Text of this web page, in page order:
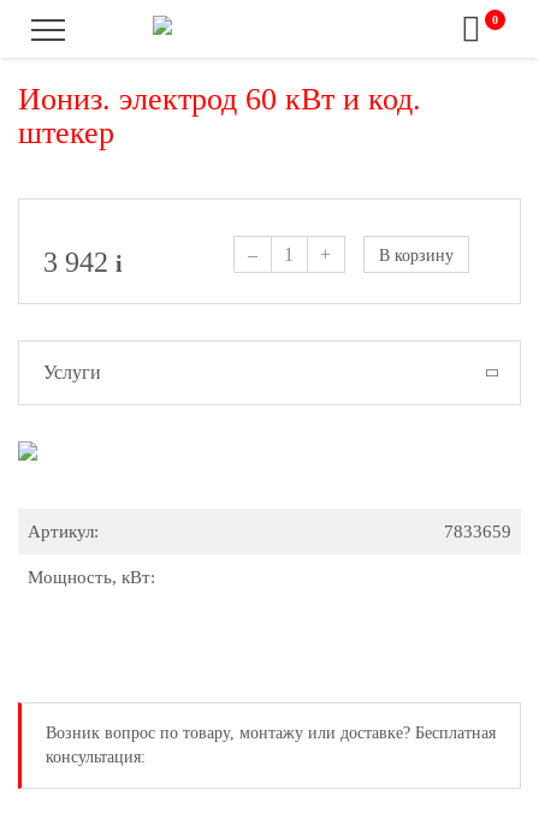
0
Иониз. электрод 60 кВт и код.
штекер
3 942 i – + В корзину
Услуги
Артикул: 7833659
Мощность, кВт:
Возник вопрос по товару, монтажу или доставке? Бесплатная
консультация: